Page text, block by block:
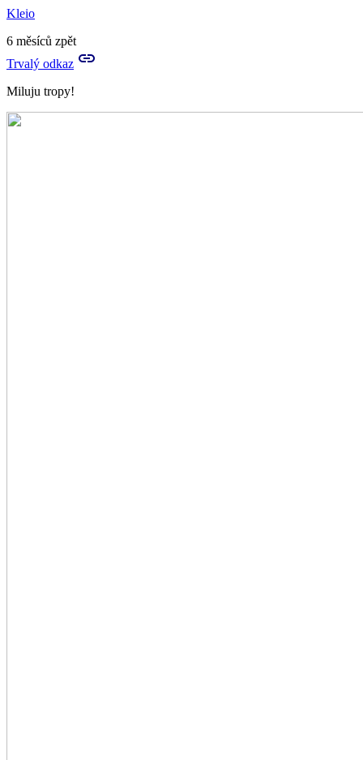
Kleio
6 měsíců zpět
Trvalý odkaz
Miluju tropy!